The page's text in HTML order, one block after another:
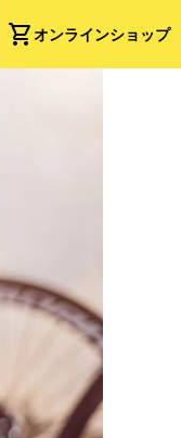
shopping_cartオンラインショップ